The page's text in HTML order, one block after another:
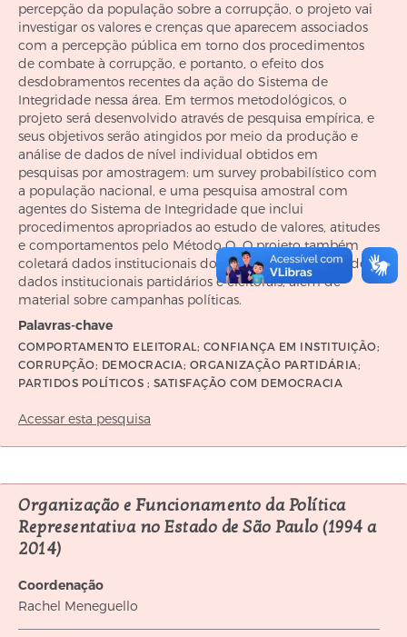
percepção da população sobre a corrupção, o projeto vai
investigar os valores e crenças que aparecem associados
com a percepção pública em torno dos procedimentos
de combate à corrupção, e portanto, o efeito dos
desdobramentos recentes da ação do Sistema de
Integridade nessa área. Em termos metodológicos, o
projeto será desenvolvido através de pesquisa empírica, e
seus objetivos serão atingidos por meio da produção e
análise de dados de nível individual obtidos em
pesquisas por amostragem: um survey probabilístico com
a população nacional, e uma pesquisa amostral com
agentes do Sistema de Integridade que inclui
procedimentos apropriados ao estudo de valores, atitudes
e comportamentos pelo Método Q. O projeto também
coletará dados institucionais do Sistema de Integridade,
dados institucionais partidários e eleitorais, além de
material sobre campanhas políticas.
Palavras-chave
COMPORTAMENTO ELEITORAL; CONFIANÇA EM INSTITUIÇÃO;
CORRUPÇÃO; DEMOCRACIA; ORGANIZAÇÃO PARTIDÁRIA;
PARTIDOS POLÍTICOS ; SATISFAÇÃO COM DEMOCRACIA
Acessar esta pesquisa
Organização e Funcionamento da Política
Representativa no Estado de São Paulo (1994 a
2014)
Coordenação
Rachel Meneguello